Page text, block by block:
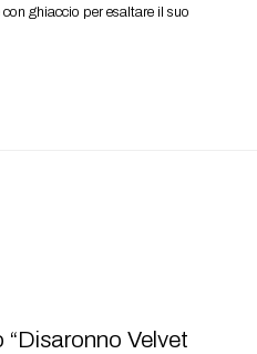
ghiaccio per esaltare il suo
“Disaronno Velvet